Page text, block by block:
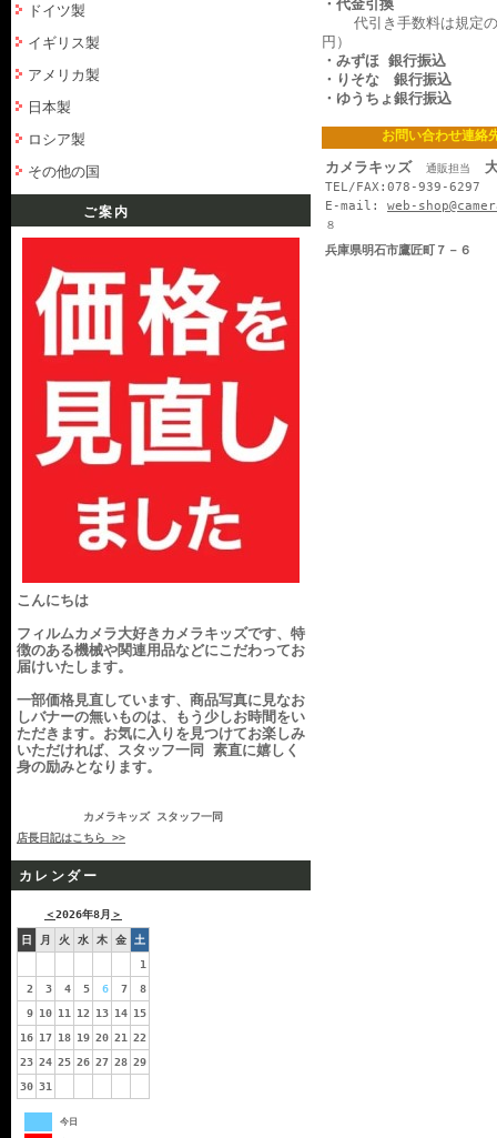
ドイツ製
イギリス製
アメリカ製
日本製
ロシア製
その他の国
ご案内
こんにちは
フィルムカメラ大好きカメラキッズです、特
徴のある機械や関連用品などにこだわってお
届けいたします。
一部価格見直しています、商品写真に見なお
しバナーの無いものは、もう少しお時間をい
ただきます。お気に入りを見つけてお楽しみ
いただければ、スタッフ一同 素直に嬉しく
身の励みとなります。
カメラキッズ スタッフ一同
店長日記はこちら >>
カレンダー
＜2026年8月 ＞
日 月 火 水 木 金
土
1
2
3 4 5 6 7
8
9 10 11 12 13 14 15
16 17 18 19 20 21
22
23 24 25 26 27 28 29
30 31
今日
・代金引換
代引き手数料は規定の
円）
・みずほ 銀行振込
・りそな 銀行振込
・ゆうちょ銀行振込
お問い合わせ連絡
カメラキッズ 通販担当
TEL/FAX:078-939-6297
E-mail: web-
８
兵庫県明石市鷹匠町７－６